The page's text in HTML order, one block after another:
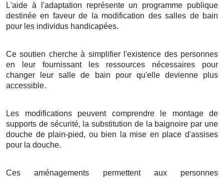
L'aide à l'adaptation représente un programme publique
destinée en faveur de la modification des salles de bain
pour les individus handicapées.
Ce soutien cherche à simplifier l'existence des personnes
en leur fournissant les ressources nécessaires pour
changer leur salle de bain pour qu'elle devienne plus
accessible.
Les modifications peuvent comprendre le montage de
supports de sécurité, la substitution de la baignoire par une
douche de plain-pied, ou bien la mise en place d'assises
pour la douche.
Ces aménagements permettent aux personnes